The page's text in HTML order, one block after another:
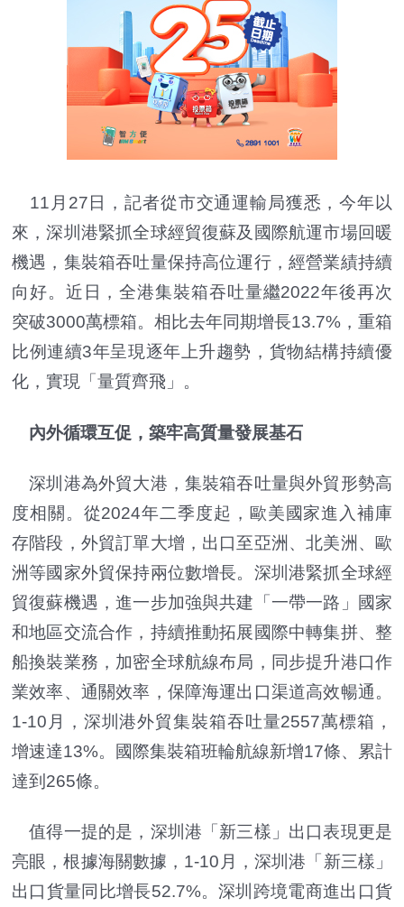
11月27日，記者從市交通運輸局獲悉，今年以
來，深圳港緊抓全球經貿復蘇及國際航運市場回暖
機遇，集裝箱吞吐量保持高位運行，經營業績持續
向好。近日，全港集裝箱吞吐量繼2022年後再次
突破3000萬標箱。相比去年同期增長13.7%，重箱
比例連續3年呈現逐年上升趨勢，貨物結構持續優
化，實現「量質齊飛」。
內外循環互促，築牢高質量發展基石
深圳港為外貿大港，集裝箱吞吐量與外貿形勢高
度相關。從2024年二季度起，歐美國家進入補庫
存階段，外貿訂單大增，出口至亞洲、北美洲、歐
洲等國家外貿保持兩位數增長。深圳港緊抓全球經
貿復蘇機遇，進一步加強與共建「一帶一路」國家
和地區交流合作，持續推動拓展國際中轉集拼、整
船換裝業務，加密全球航線布局，同步提升港口作
業效率、通關效率，保障海運出口渠道高效暢通。
1-10月，深圳港外貿集裝箱吞吐量2557萬標箱，
增速達13%。國際集裝箱班輪航線新增17條、累計
達到265條。
值得一提的是，深圳港「新三樣」出口表現更是
亮眼，根據海關數據，1-10月，深圳港「新三樣」
出口貨量同比增長52.7%。深圳跨境電商進出口貨